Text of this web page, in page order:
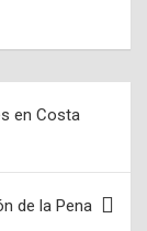
en Costa
de la Pena